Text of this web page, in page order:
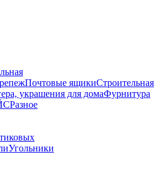
Почтовые ящикиСтроительная
украшения для домаФурнитура
Разное
Угольники